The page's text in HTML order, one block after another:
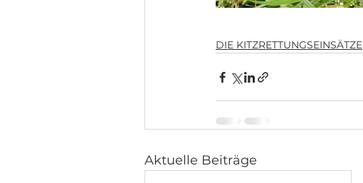
DIE KITZRETTUNGSEINSÄTZE
Aktuelle Beiträge